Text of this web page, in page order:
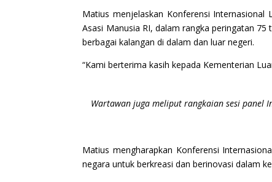
Matius menjelaskan Konferensi
Asasi Manusia RI, dalam rangka peringatan
berbagai kalangan di dalam dan luar negeri.
“Kami berterima kasih kepada Kementerian
Wartawan juga meliput rangkaian sesi panel
Matius mengharapkan Konferensi
negara untuk berkreasi dan berinovasi dalam